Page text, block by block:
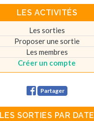
LES ACTIVITÉS
Les sorties
Proposer une sortie
Les membres
Créer un compte
Partager
LES SORTIES PAR DATE